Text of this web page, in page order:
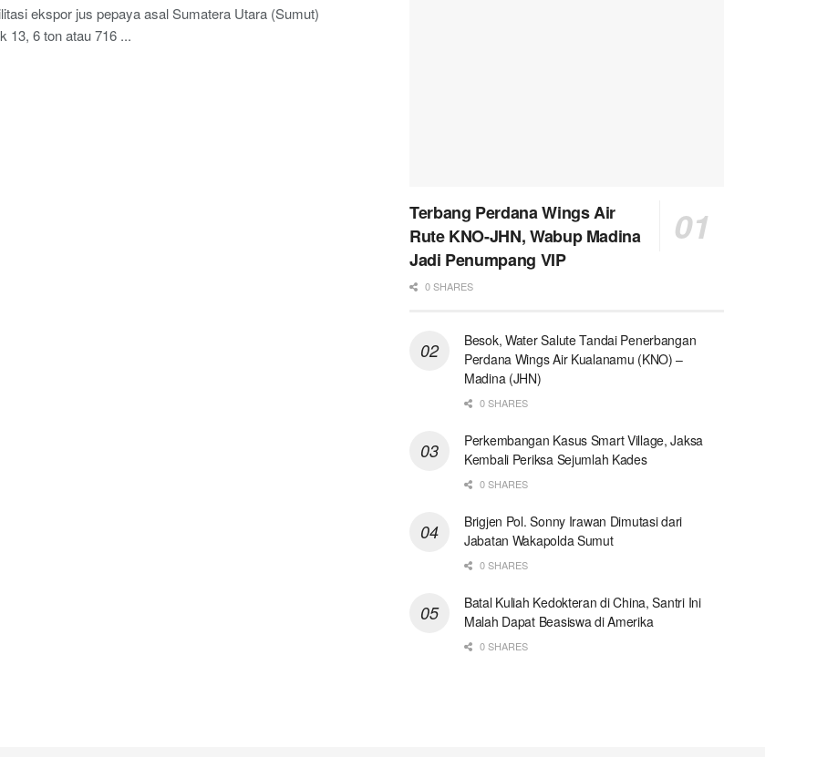
ekspor jus pepaya asal Sumatera Utara (Sumut)
13, 6 ton atau 716 ...
Terbang Perdana Wings Air
Rute KNO-JHN, Wabup Madina
Jadi Penumpang VIP
0 SHARES
Besok, Water Salute Tandai Penerbangan
Perdana Wings Air Kualanamu (KNO) –
Madina (JHN)
0 SHARES
Perkembangan Kasus Smart Village, Jaksa
Kembali Periksa Sejumlah Kades
0 SHARES
Brigjen Pol. Sonny Irawan Dimutasi dari
Jabatan Wakapolda Sumut
0 SHARES
Batal Kuliah Kedokteran di China, Santri Ini
Malah Dapat Beasiswa di Amerika
0 SHARES